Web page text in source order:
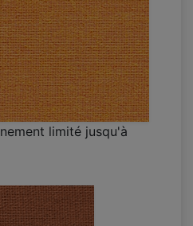
limité jusqu'à